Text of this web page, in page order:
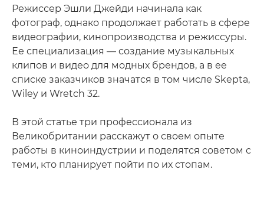
Режиссер Эшли Джейди начинала как
фотограф, однако продолжает работать в сфере
видеографии, кинопроизводства и режиссуры.
Ее специализация — создание музыкальных
клипов и видео для модных брендов, а в ее
списке заказчиков значатся в том числе Skepta,
Wiley и Wretch 32.
В этой статье три профессионала из
Великобритании расскажут о своем опыте
работы в киноиндустрии и поделятся советом с
теми, кто планирует пойти по их стопам.